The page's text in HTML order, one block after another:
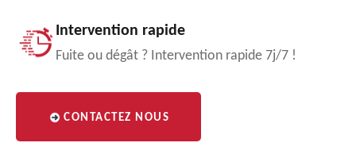
Intervention rapide
Fuite ou dégât ? Intervention rapide 7j/7 !
CONTACTEZ NOUS